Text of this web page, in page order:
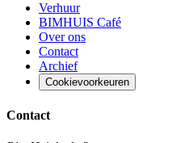
Verhuur
BIMHUIS Café
Over ons
Contact
Archief
Cookievoorkeuren
Contact